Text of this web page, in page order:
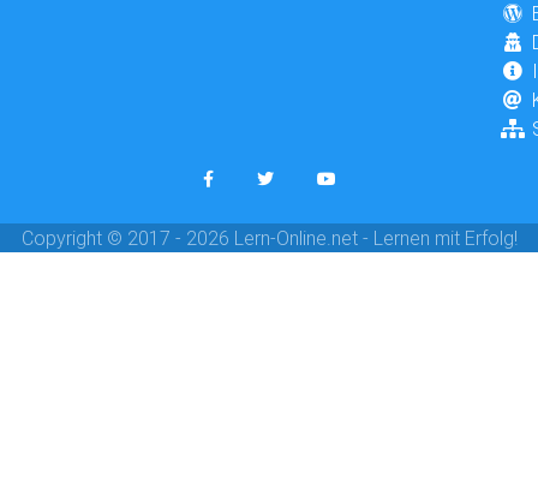
Copyright © 2017 - 2026 Lern-Online.net - Lernen mit Erfolg!